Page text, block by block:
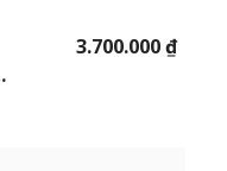
3.700.000 ₫